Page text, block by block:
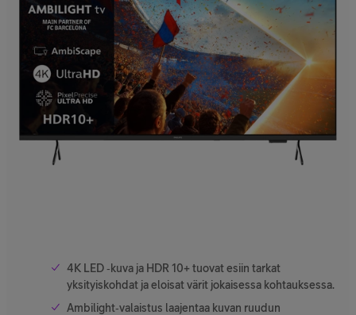
4K LED ‑kuva ja HDR 10+ tuovat esiin tarkat
yksityiskohdat ja eloisat värit jokaisessa kohtauksessa.
Ambilight‑valaistus laajentaa kuvan ruudun